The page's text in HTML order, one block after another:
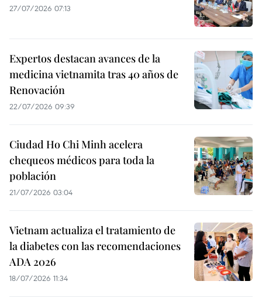
27/07/2026 07:13
Expertos destacan avances de la
medicina vietnamita tras 40 años de
Renovación
22/07/2026 09:39
Ciudad Ho Chi Minh acelera
chequeos médicos para toda la
población
21/07/2026 03:04
Vietnam actualiza el tratamiento de
la diabetes con las recomendaciones
ADA 2026
18/07/2026 11:34